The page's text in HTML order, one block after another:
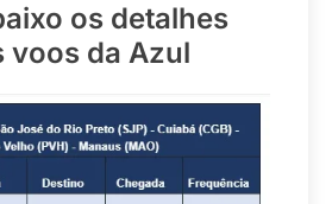
os detalhes
voos da Azul